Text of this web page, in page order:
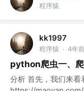
程序猿
kk1997
程序猿 · 4年前
python爬虫一、
分析 首先，我们来看